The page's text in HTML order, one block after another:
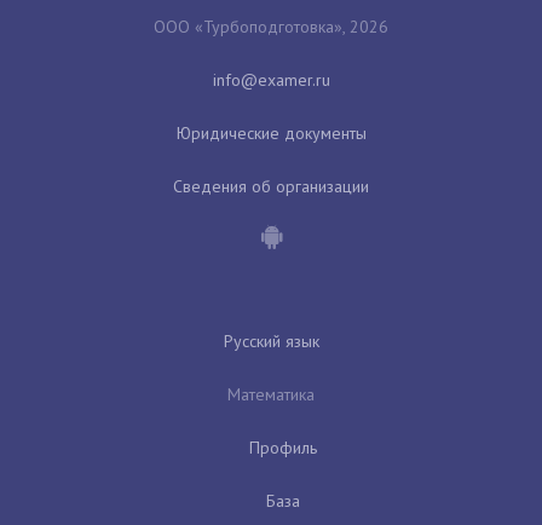
ООО «Турбоподготовка», 2026
Юридические документы
Сведения об организации
Русский язык
Математика
Профиль
База